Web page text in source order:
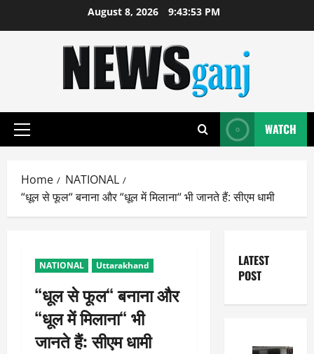
August 8, 2026 9:43:54 PM
Primary
WATCH
Home
NATIONAL
“धूल से फूल“ बनाना और “धूल में मिलाना“ भी जानते हैं: सीएम धामी
NATIONAL Uttarakhand
“धूल से फूल“ बनाना और
“धूल में मिलाना“ भी
जानते हैं: सीएम धामी
LATEST
POST